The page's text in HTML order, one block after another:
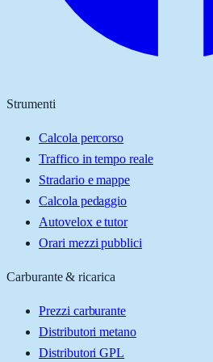
Strumenti
Calcola percorso
Traffico in tempo reale
Stradario e mappe
Calcola pedaggio
Autovelox e tutor
Orari mezzi pubblici
Carburante & ricarica
Prezzi carburante
Distributori metano
Distributori GPL